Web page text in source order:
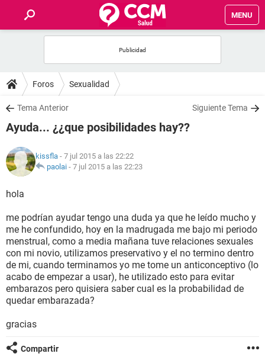
MENU
FOROS
SALUD
FAMILIA
NUTRICIÓN
BIENESTAR
SEXUALIDAD
GLOSARIO
Foros Sexualidad
Tema Anterior Siguiente Tema
Ayuda... ¿¿que posibilidades hay??
kissfla - 7 jul 2015 a las 22:22
paolai - 7 jul 2015 a las 22:23
hola
me podrían ayudar tengo una duda ya que he leído mucho y
me he confundido, hoy en la madrugada me bajo mi periodo
menstrual, como a media mañana tuve relaciones sexuales
con mi novio, utilizamos preservativo y el no termino dentro
de mi, cuando terminamos yo me tome un anticonceptivo (lo
acabo de empezar a usar), he utilizado esto para evitar
embarazos pero quisiera saber cual es la probabilidad de
quedar embarazada?
gracias
Compartir